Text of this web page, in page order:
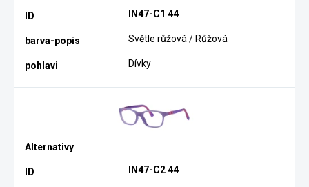
IN47-C1 44
Světle růžová / Růžová
Dívky
IN47-C2 44